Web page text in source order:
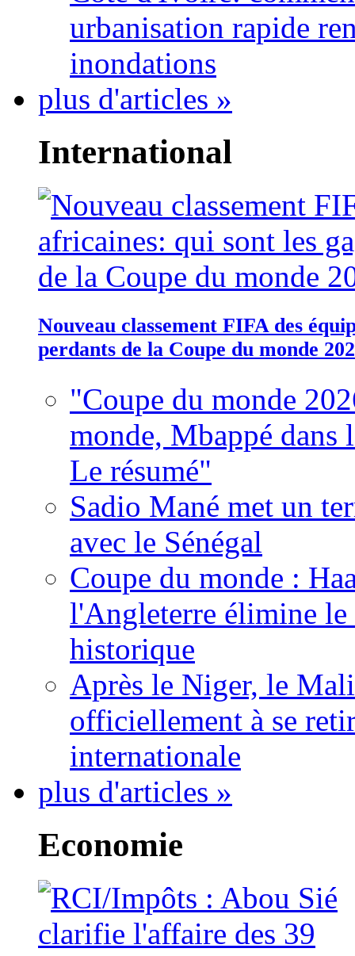
urbanisation rapide
inondations
plus d'articles »
International
Nouveau classement FIFA des
perdants de la Coupe du monde
"Coupe du monde
monde, Mbappé dans
Le résumé"
Sadio Mané met un
avec le Sénégal
Coupe du monde :
l'Angleterre élimine
historique
Après le Niger, le
officiellement à se
internationale
plus d'articles »
Economie